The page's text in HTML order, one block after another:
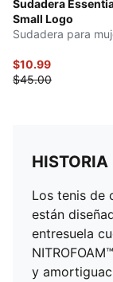
Sudadera
Small Logo
Sudadera para
$10.99
$45.00
HISTORIA
Los tenis de
están
entresuela
y